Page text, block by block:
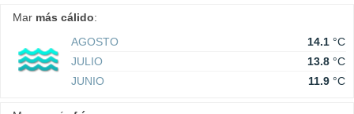
Mar más cálido:
AGOSTO
14.1 °C
JULIO
13.8 °C
JUNIO
11.9 °C